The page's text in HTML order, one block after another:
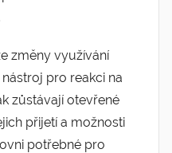
změny využívání
pro reakci na
zůstávají otevřené
přijetí a možnosti
potřebné pro